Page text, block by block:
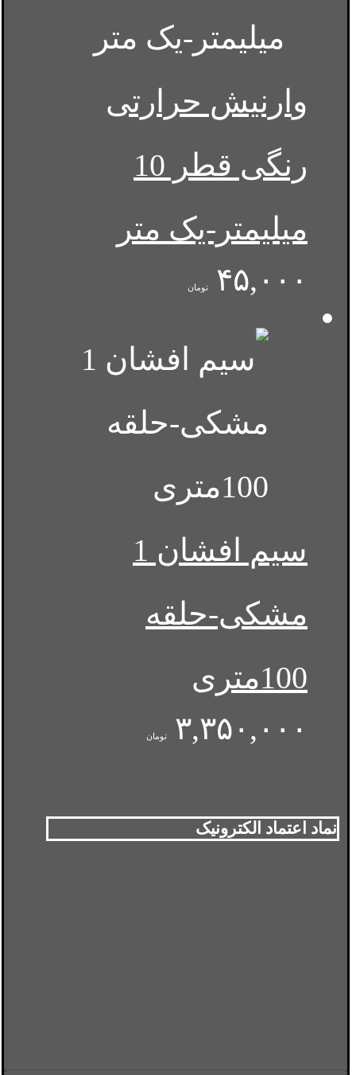
وارنیش حرارتی
رنگی قطر 10
میلیمتر-یک متر
۴۵,۰۰۰
تومان
سیم افشان 1
مشکی-حلقه
100متری
۳,۳۵۰,۰۰۰
تومان
نماد اعتماد الکترونیک